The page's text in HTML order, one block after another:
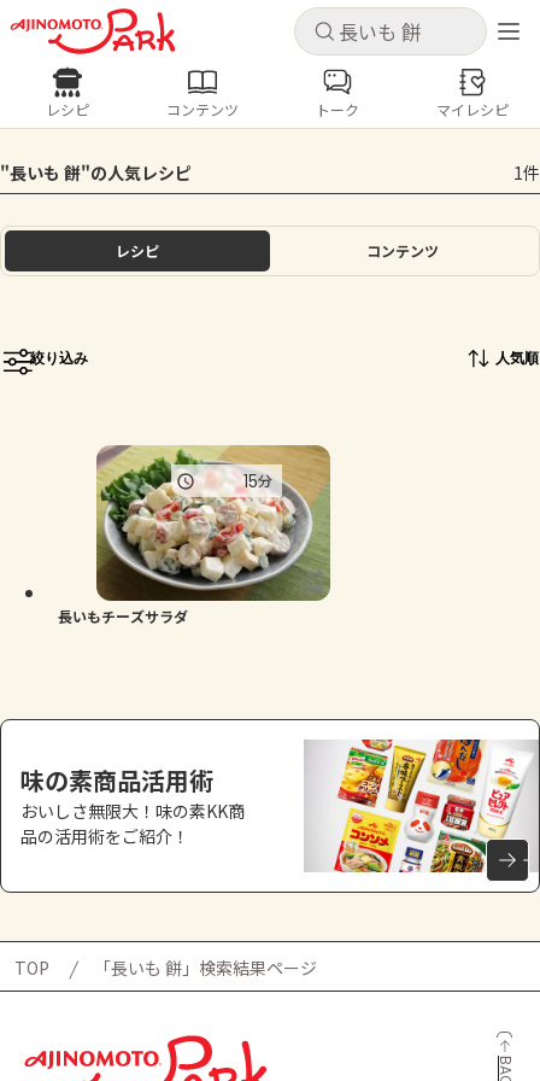
キャンセル
ログインするとレシピを保存できます
ログイン
ホーム
トーク
よくあるお問い合わせ
お買い物
キャンセル
レシピ コンテンツ
人気の食材・レシピ
きゅうり なす トマト
とうもろこし
レシピ コンテンツ トーク マイレシピ
"長いも 餅"の人気レシピ 1件
レシピ コンテンツ
絞り込み 人気順
長いもチーズサラダ
15分
味の素商品活用術
おいしさ無限大！味の素KK商
品の活用術をご紹介！
TOP 「長いも 餅」検索結果ページ